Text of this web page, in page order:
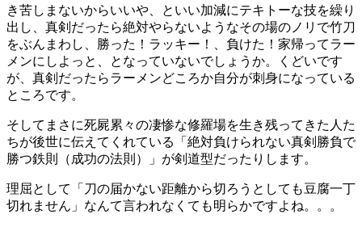
き苦しまないからいいや、といい加減にテキトーな技を繰り
出し、真剣だったら絶対やらないようなその場のノリで竹刀
をぶんまわし、勝った！ラッキー！、負けた！家帰ってラー
メンにしよっと、となっていないでしょうか。くどいです
が、真剣だったらラーメンどころか自分が刺身になっている
ところです。
そしてまさに死屍累々の凄惨な修羅場を生き残ってきた人た
ちが後世に伝えてくれている「絶対負けられない真剣勝負で
勝つ鉄則（成功の法則）」が剣道型だったりします。
理屈として「刀の届かない距離から切ろうとしても豆腐一丁
切れません」なんて言われなくても明らかですよね。。。